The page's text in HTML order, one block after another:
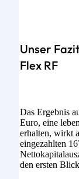
Unser
Flex RF
Das Ergebnis
Euro, eine
erhalten, wirkt
eingezahlten
den ersten